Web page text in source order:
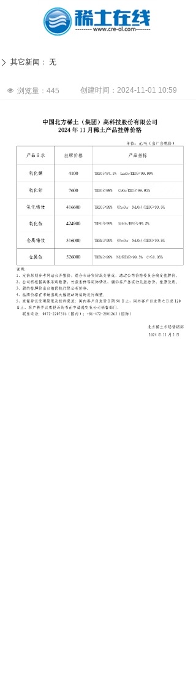
创建时间： 2024-11-01 10:59
넶 浏览量： 445
ꄲ 其它新闻： 无